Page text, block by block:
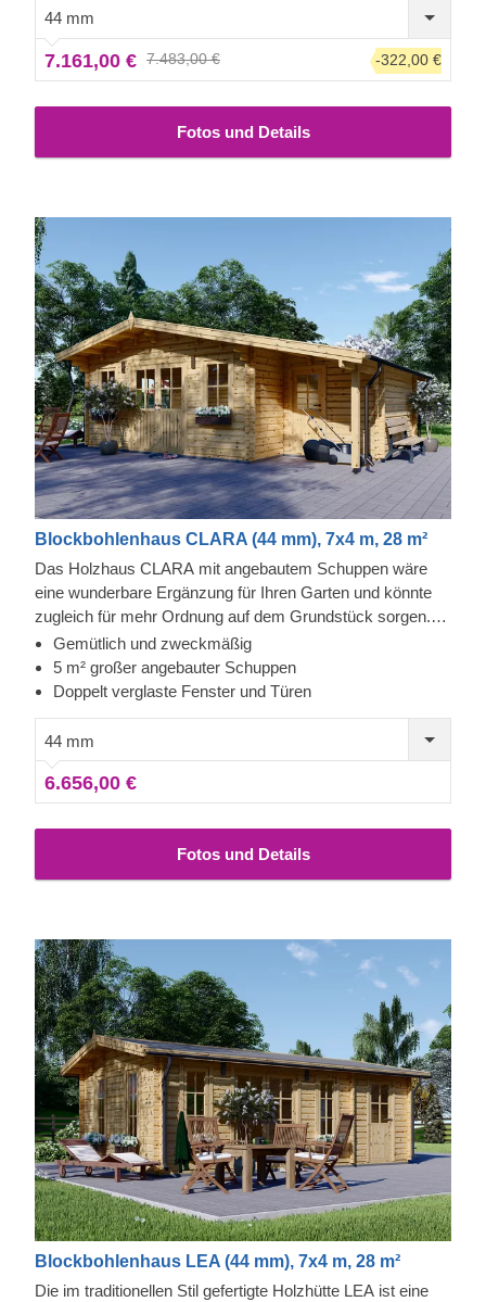
kompakter Schuppen mit separatem Eingang. Ein
absoluter Mehrwert zu dieser stilvollen und schönen
Blockhütte!
44 mm
7.161,00 € 7.483,00 € -322,00 €
Fotos und Details
Blockbohlenhaus CLARA (44 mm), 7x4 m, 28 m²
Das Holzhaus CLARA mit angebautem Schuppen wäre
eine wunderbare Ergänzung für Ihren Garten und könnte
zugleich für mehr Ordnung auf dem Grundstück sorgen.
Der 5 m² große Schuppen mit separatem Eingang bietet
Ihnen einen nützlichen Platz um all Ihre Werkzeuge,
Geräte und verschiedenen Kleinigkeiten aufzubewahren.
Sie sich entspannen und Ihren Garten bewundern können,
oder den Sie natürlich auch für viele andere Zwecke
nutzen können.
Gemütlich und zweckmäßig
5 m² großer angebauter Schuppen
Doppelt verglaste Fenster und Türen
44 mm
6.656,00 €
Fotos und Details
Blockbohlenhaus LEA (44 mm), 7x4 m, 28 m²
Die im traditionellen Stil gefertigte Holzhütte LEA ist eine